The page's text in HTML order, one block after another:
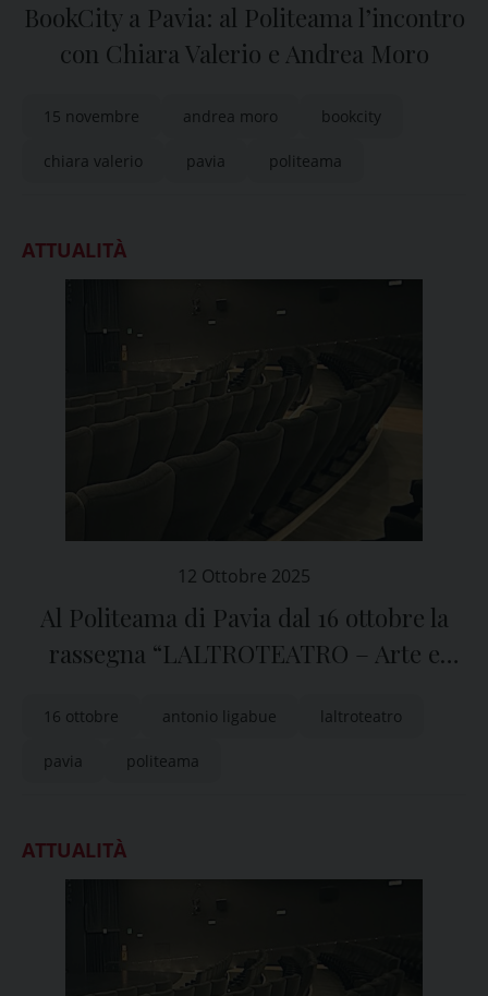
BookCity a Pavia: al Politeama l’incontro
con Chiara Valerio e Andrea Moro
15 novembre andrea moro bookcity
chiara valerio pavia politeama
ATTUALITÀ
12 Ottobre 2025
Al Politeama di Pavia dal 16 ottobre la
rassegna “LALTROTEATRO – Arte e
16 ottobre antonio ligabue laltroteatro
pavia politeama
ATTUALITÀ